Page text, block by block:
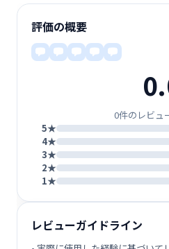
評価の概要
0件のレビュ
5★
4★
3★
2★
1★
レビューガイドライン